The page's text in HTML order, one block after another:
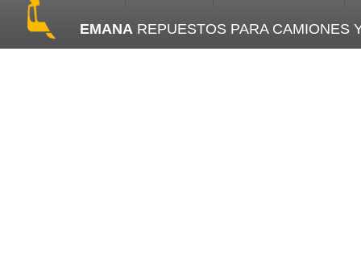
EMANA REPUESTOS PARA CAMIONES